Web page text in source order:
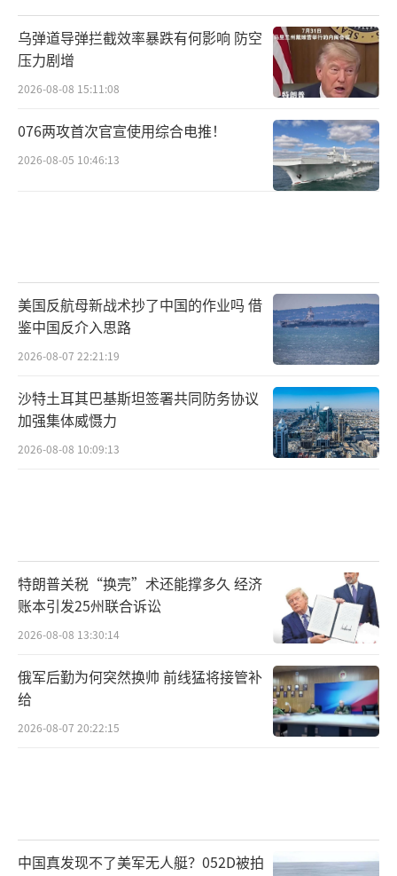
乌弹道导弹拦截效率暴跌有何影响 防空
压力剧增
2026-08-08 15:11:08
076两攻首次官宣使用综合电推！
2026-08-05 10:46:13
美国反航母新战术抄了中国的作业吗 借
鉴中国反介入思路
2026-08-07 22:21:19
沙特土耳其巴基斯坦签署共同防务协议
加强集体威慑力
2026-08-08 10:09:13
特朗普关税“换壳”术还能撑多久 经济
账本引发25州联合诉讼
2026-08-08 13:30:14
俄军后勤为何突然换帅 前线猛将接管补
给
2026-08-07 20:22:15
中国真发现不了美军无人艇？052D被拍